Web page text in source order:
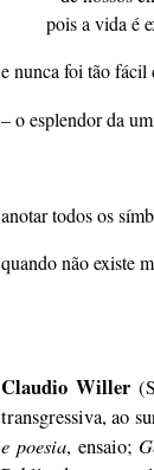
pois a vida é
e nunca foi tão fácil
– o esplendor da
anotar todos os
quando não existe
Claudio Willer
transgressiva, ao
e poesia, ensaio;